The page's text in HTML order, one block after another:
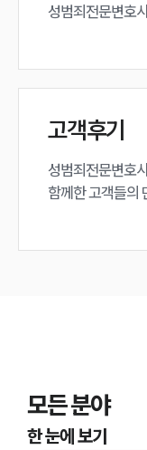
성범죄전문변호
고객후기
성범죄전문변호
함께한 고객들의
모든 분야
한 눈에 보기